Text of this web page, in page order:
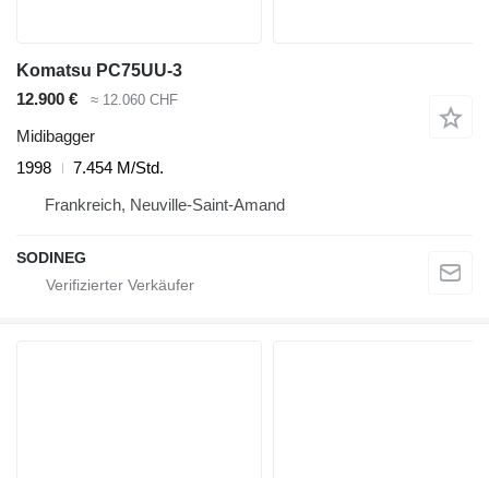
Komatsu PC75UU-3
12.900 €
≈ 12.060 CHF
Midibagger
1998
7.454 M/Std.
Frankreich, Neuville-Saint-Amand
SODINEG